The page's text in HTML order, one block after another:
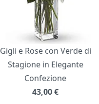
Gigli e Rose con Verde di
Stagione in Elegante
Confezione
43,00€